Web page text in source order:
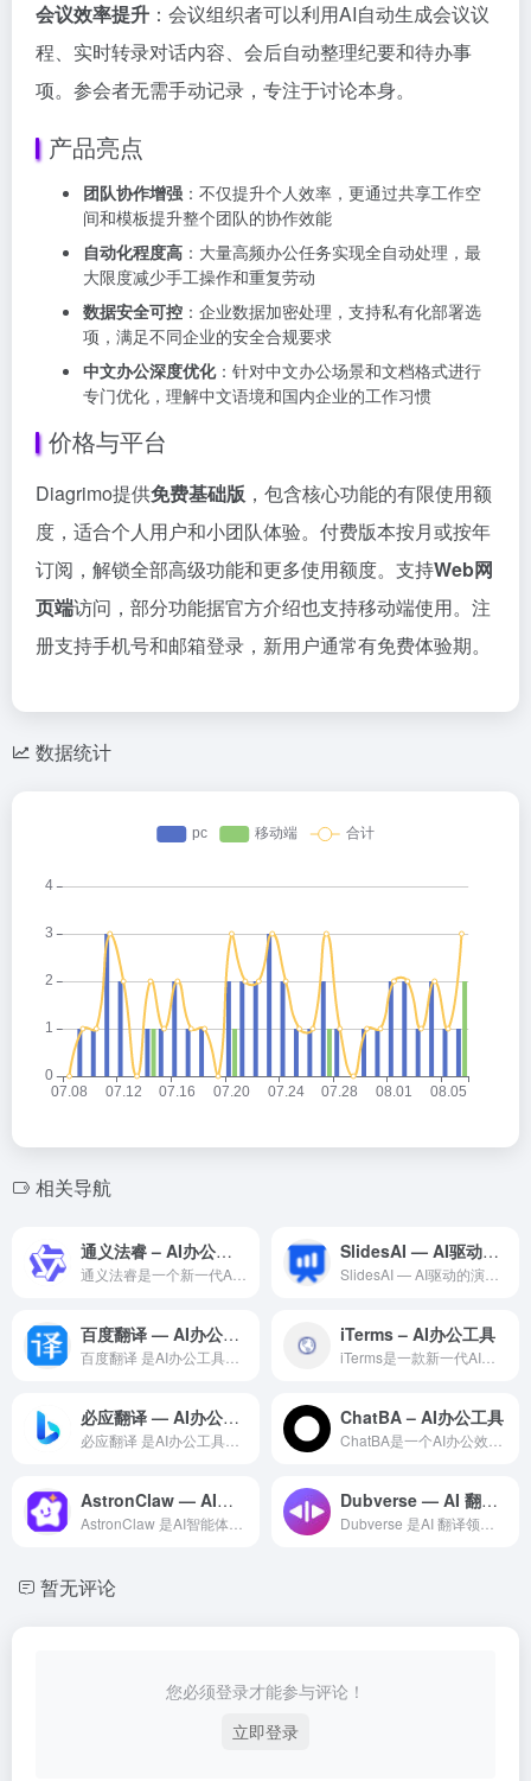
会议效率提升 ：会议组织者可以利用AI自动生成会议议
程、实时转录对话内容、会后自动整理纪要和待办事
项。参会者无需手动记录，专注于讨论本身。
产品亮点
团队协作增强 ：不仅提升个人效率，更通过共享工作空
间和模板提升整个团队的协作效能
自动化程度高 ：大量高频办公任务实现全自动处理，最
大限度减少手工操作和重复劳动
数据安全可控 ：企业数据加密处理，支持私有化部署选
项，满足不同企业的安全合规要求
中文办公深度优化：针对中文办公场景和文档格式进行
专门优化，理解中文语境和国内企业的工作习惯
价格与平台
Diagrimo提供免费基础版 ，包含核心功能的有限使用额
度，适合个人用户和小团队体验。付费版本按月或按年
订阅，解锁全部高级功能和更多使用额度。支持Web网
页端访问，部分功能据官方介绍也支持移动端使用。注
册支持手机号和邮箱登录，新用户通常有免费体验期。
数据统计
相关导航
通义法睿 – AI办公工具 SlidesAI — AI驱动的演示文稿生成工具
百度翻译 — AI办公工具领域的专业 AI 工具 iTerms – AI办公工具
必应翻译 — AI办公工具领域的专业 AI 工具 ChatBA – AI办公工具
AstronClaw — AI智能体领域的专业 AI 工具 Dubverse — AI 翻译领域的专业 AI 工具
暂无评论
您必须登录才能参与评论！
立即登录